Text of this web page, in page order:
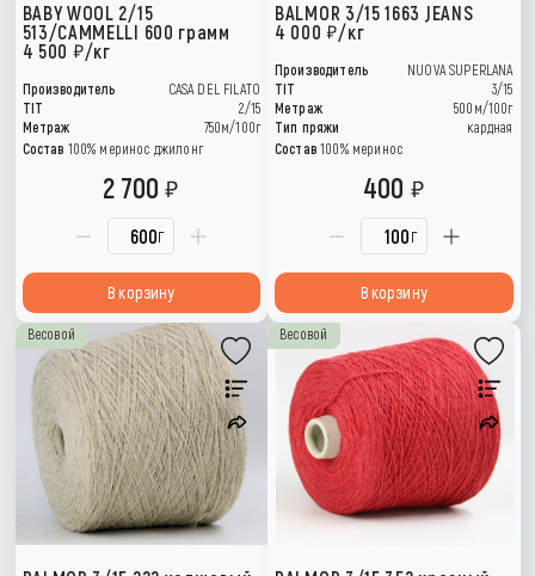
BABY WOOL 2/15
513/CAMMELLI 600 грамм
4 500
/кг
Производитель
CASA DEL FILATO
TIT
2/15
Метраж
750м/100г
Состав 100% меринос джилонг
г
2 700
В корзину
BALMOR 3/15 1663 JEANS
4 000 /кг
Производитель
NUOVA SUPERLANA
TIT
3/15
Метраж
500м/100г
Тип пряжи
кардная
Состав 100% меринос
г
400
В корзину
Весовой Весовой